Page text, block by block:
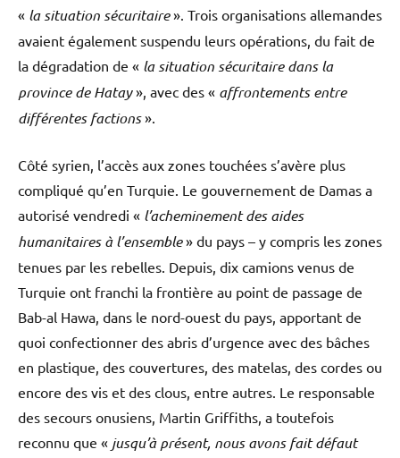
« la situation sécuritaire». Trois organisations allemandes
avaient également suspendu leurs opérations, du fait de
la dégradation de « la situation sécuritaire dans la
province de Hatay», avec des « affrontements entre
différentes factions».
Côté syrien, l’accès aux zones touchées s’avère plus
compliqué qu’en Turquie. Le gouvernement de Damas a
autorisé vendredi « l’acheminement des aides
humanitaires à l’ensemble» du pays – y compris les zones
tenues par les rebelles. Depuis, dix camions venus de
Turquie ont franchi la frontière au point de passage de
Bab-al Hawa, dans le nord-ouest du pays, apportant de
quoi confectionner des abris d’urgence avec des bâches
en plastique, des couvertures, des matelas, des cordes ou
encore des vis et des clous, entre autres. Le responsable
des secours onusiens, Martin Griffiths, a toutefois
reconnu que « jusqu’à présent, nous avons fait défaut